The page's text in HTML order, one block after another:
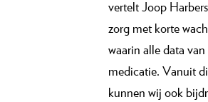
vertelt Joop
zorg met korte
waarin alle data
medicatie. Vanuit
kunnen wij ook